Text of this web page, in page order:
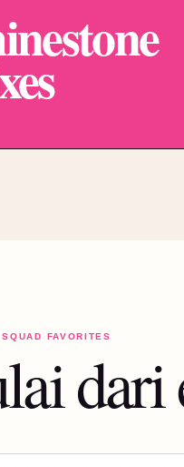
FAVORITES
dari